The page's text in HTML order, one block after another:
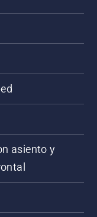
asiento y